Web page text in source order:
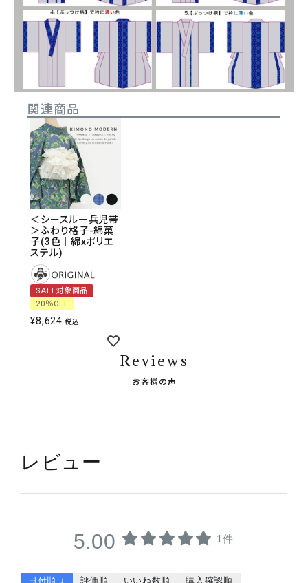
関連商品
＜シースルー兵児帯
＞ふわり格子-綿菓
子(3色｜綿xポリエ
ステル)
SALE対象商品
20％OFF
¥8,624 税込
Reviews
お客様の声
レビュー
5.00 1件
日付順 ↓ 評価順 いいね数順
購入確認順